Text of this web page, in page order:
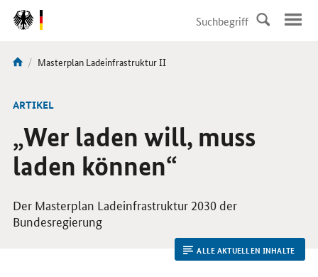
DirektZu:
Navigation
Sie
hier:
Aktuelle
Masterplan Ladeinfrastruktur II
ARTIKEL
„Wer laden will, muss
laden können“
Der Masterplan Ladeinfrastruktur 2030 der
Bundesregierung
ALLE AKTUELLEN INHALTE